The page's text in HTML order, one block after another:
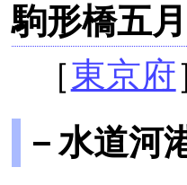
駒形橋五
［東京府
－水道河